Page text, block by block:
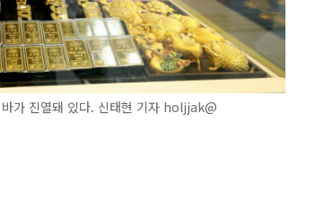
가 진열돼 있다. 신태현 기자 holjjak@